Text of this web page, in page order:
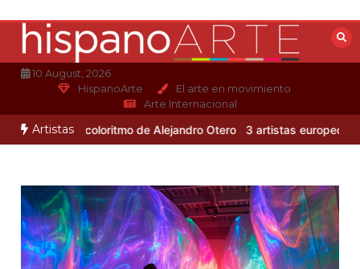
contenido
10 August, 2026
HispanoArte
El arte en movimiento
Arte Internacional
Artistas
Conoce el coloritmo de Alejandro Otero 3 artistas europeos del